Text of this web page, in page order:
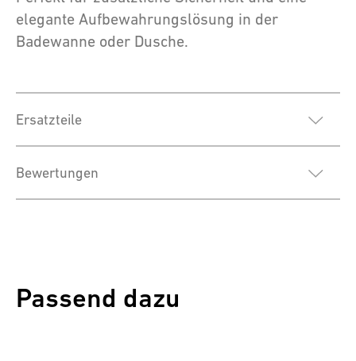
elegante Aufbewahrungslösung in der
Badewanne oder Dusche.
Ersatzteile
Bewertungen
Passend dazu